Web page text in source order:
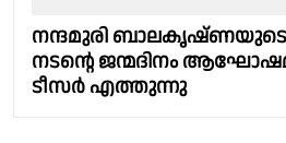
നന്ദമുരി ബാലകൃഷ്ണയുടെ
നടന്റെ ജന്മദിനം
ടീസർ എത്തുന്നു